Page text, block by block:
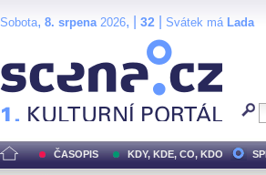
Sobota, 8. srpena2026, | 32 Svátek má Lada
ČASOPIS KDY, KDE, CO, KDO